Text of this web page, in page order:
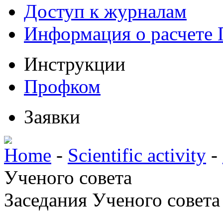
Доступ к журналам
Информация о
Инструкции
Профком
Заявки
Home - Scientific activity -
Ученого совета
Заседания Ученого